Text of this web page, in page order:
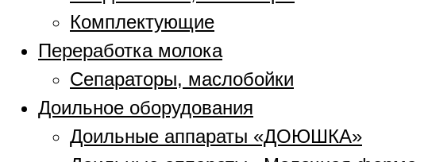
Комплектующие
Переработка молока
Сепараторы, маслобойки
Доильное оборудования
Доильные аппараты «ДОЮШКА»